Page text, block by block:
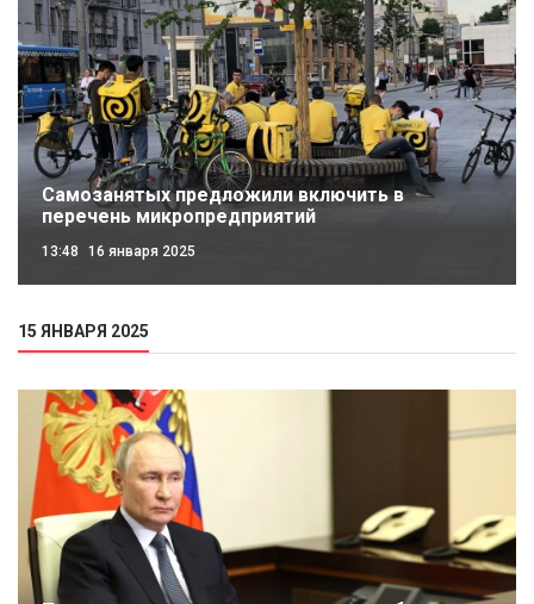
Самозанятых предложили включить в
перечень микропредприятий
13:48 16 января 2025
15 ЯНВАРЯ 2025